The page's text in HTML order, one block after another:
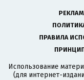
ПРАВИЛА
Использование
(для интернет-